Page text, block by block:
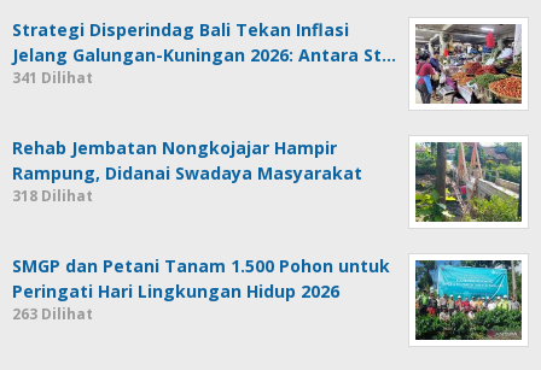
Strategi Disperindag Bali Tekan Inflasi
Jelang Galungan-Kuningan 2026: Antara St…
341 Dilihat
Rehab Jembatan Nongkojajar Hampir
Rampung, Didanai Swadaya Masyarakat
318 Dilihat
SMGP dan Petani Tanam 1.500 Pohon untuk
Peringati Hari Lingkungan Hidup 2026
263 Dilihat